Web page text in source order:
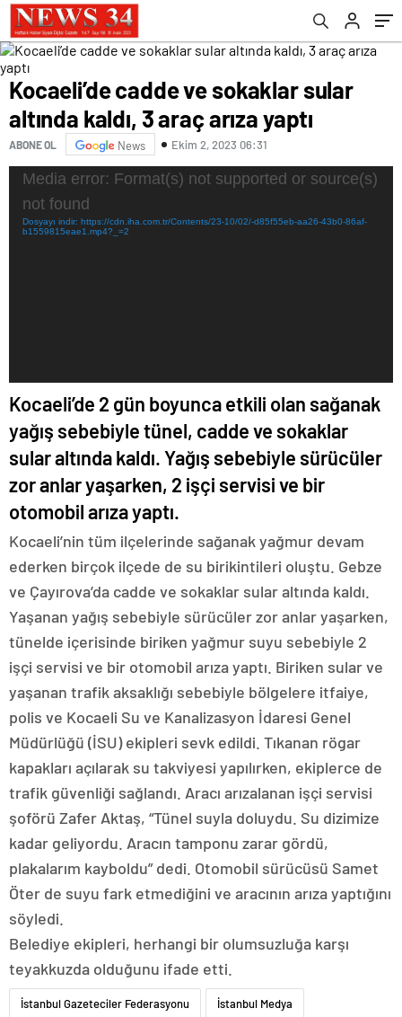
Kocaeli’de cadde ve sokaklar sular
altında kaldı, 3 araç arıza yaptı
ABONE OL News Ekim 2, 2023 06:31
Video
Media error: Format(s) not supported or source(s)
not found
Dosyayı indir: https://cdn.iha.com.tr/Contents/23-10/02/-d85f55eb-aa26-43b0-86af-
b1559815eae1.mp4?_=2
Kocaeli’de 2 gün boyunca etkili olan sağanak
yağış sebebiyle tünel, cadde ve sokaklar
sular altında kaldı. Yağış sebebiyle sürücüler
zor anlar yaşarken, 2 işçi servisi ve bir
otomobil arıza yaptı.
Kocaeli’nin tüm ilçelerinde sağanak yağmur devam
ederken birçok ilçede de su birikintileri oluştu. Gebze
ve Çayırova’da cadde ve sokaklar sular altında kaldı.
Yaşanan yağış sebebiyle sürücüler zor anlar yaşarken,
tünelde içerisinde biriken yağmur suyu sebebiyle 2
işçi servisi ve bir otomobil arıza yaptı. Biriken sular ve
yaşanan trafik aksaklığı sebebiyle bölgelere itfaiye,
polis ve Kocaeli Su ve Kanalizasyon İdaresi Genel
Müdürlüğü (İSU) ekipleri sevk edildi. Tıkanan rögar
kapakları açılarak su takviyesi yapılırken, ekiplerce de
trafik güvenliği sağlandı. Aracı arızalanan işçi servisi
şoförü Zafer Aktaş, “Tünel suyla doluydu. Su dizimize
kadar geliyordu. Aracın tamponu zarar gördü,
plakalarım kayboldu” dedi. Otomobil sürücüsü Samet
Öter de suyu fark etmediğini ve aracının arıza yaptığını
söyledi.
Belediye ekipleri, herhangi bir olumsuzluğa karşı
teyakkuzda olduğunu ifade etti.
İstanbul Gazeteciler Federasyonu İstanbul Medya